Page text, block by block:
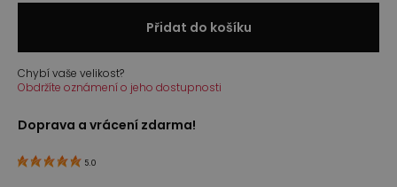
Přidat do košíku
Chybí vaše velikost?
Obdržíte oznámení o jeho dostupnosti
Doprava a vrácení zdarma!
5.0